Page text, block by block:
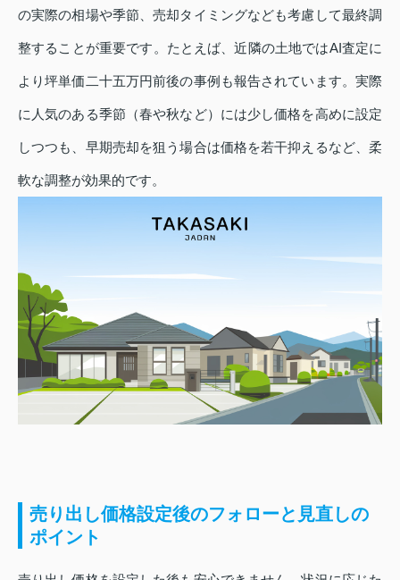
の実際の相場や季節、売却タイミングなども考慮して最終調
整することが重要です。たとえば、近隣の土地ではAI査定に
より坪単価二十五万円前後の事例も報告されています。実際
に人気のある季節（春や秋など）には少し価格を高めに設定
しつつも、早期売却を狙う場合は価格を若干抑えるなど、柔
軟な調整が効果的です。
売り出し価格設定後のフォローと見直しの
ポイント